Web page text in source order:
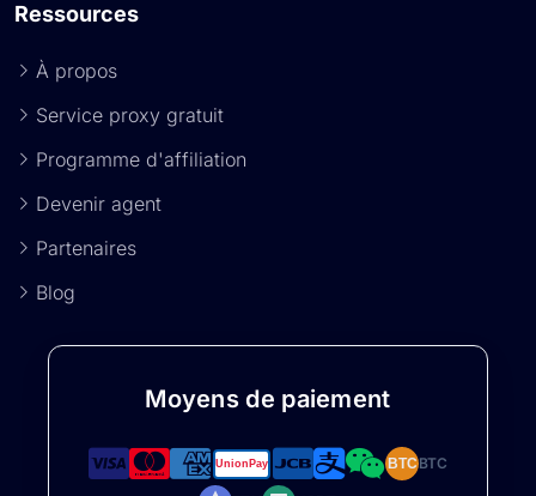
Ressources
À propos
Service proxy gratuit
Programme d'affiliation
Devenir agent
Partenaires
Blog
Moyens de paiement
BTCBTC